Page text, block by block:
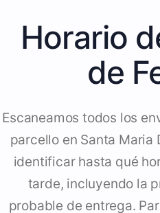
Horario
de
Escaneamos todos los
parcello en Santa Maria
identificar hasta qué
tarde, incluyendo la
probable de entrega.